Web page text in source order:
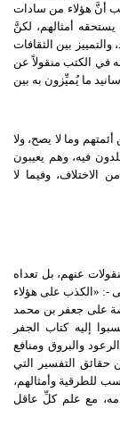
أنَّ هؤلاء من سادات
يستحقه أمثالهم، لكنَّ
والتمييز بين الثقافات
في الكتب منقولاً عن
ما يُميِّزون به بين
وما لا يصح، ولا
فيه، وهم يعيبون
الاختلاف، وفيما لا
عنهم، بل تعداه
-: «الكذب على هؤلاء
على جعفر بن محمد
إليه كتاب الجفر
والبروق ومنافع
حقائق التفسير التي
للطرقية وأمثالهم،
مع علم كلِّ عاقل